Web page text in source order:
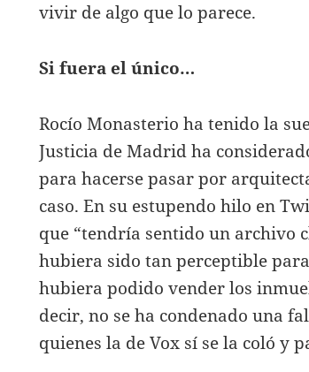
vivir de algo que lo parece.
Si fuera el único…
Rocío Monasterio ha tenido la
Justicia de Madrid ha
para hacerse pasar por
caso. En su estupendo hilo en
que “tendría sentido un archivo
hubiera sido tan perceptible
hubiera podido vender los
decir, no se ha condenado una
quienes la de Vox sí se la coló y